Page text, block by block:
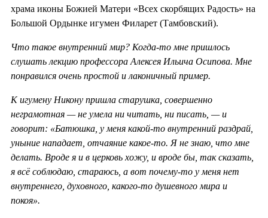
храма иконы Божией Матери «Всех скорбящих Радость» на
Большой Ордынке игумен Филарет (Тамбовский).
Что такое внутренний мир? Когда-то мне пришлось
слушать лекцию профессора Алексея Ильича Осипова. Мне
понравился очень простой и лаконичный пример.
К игумену Никону пришла старушка, совершенно
неграмотная — не умела ни читать, ни писать, — и
говорит: «Батюшка, у меня какой-то внутренний раздрай,
уныние нападает, отчаяние какое-то. Я не знаю, что мне
делать. Вроде я и в церковь хожу, и вроде бы, так сказать,
я всё соблюдаю, стараюсь, а вот почему-то у меня нет
внутреннего, духовного, какого-то душевного мира и
покоя».